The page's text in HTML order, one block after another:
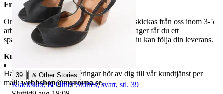
Frakt
Om du har valt frakt kommer din vara att skickas från oss inom 3-5
arbetsdagar. När din vara har lämnat vårt lager får du ett
spårningsnummer av DSV inom kort där du kan följa din leverans.
Kundservice
Har du frågor eller funderingar hör av dig till vår kundtjänst per
mail:webbshop@myrorna.se.
39 | & Other Stories
Klackskor, & Other Stories, svart, stl. 39